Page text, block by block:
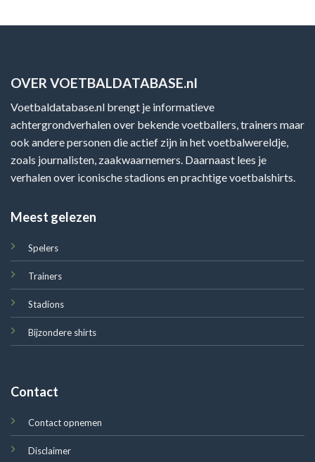
OVER VOETBALDATABASE.nl
Voetbaldatabase.nl brengt je informatieve
achtergrondverhalen over bekende voetballers, trainers maar
ook andere personen die actief zijn in het voetbalwereldje,
zoals journalisten, zaakwaarnemers. Daarnaast lees je
verhalen over iconische stadions en prachtige voetbalshirts.
Meest gelezen
Spelers
Trainers
Stadions
Bijzondere shirts
Contact
Contact opnemen
Disclaimer